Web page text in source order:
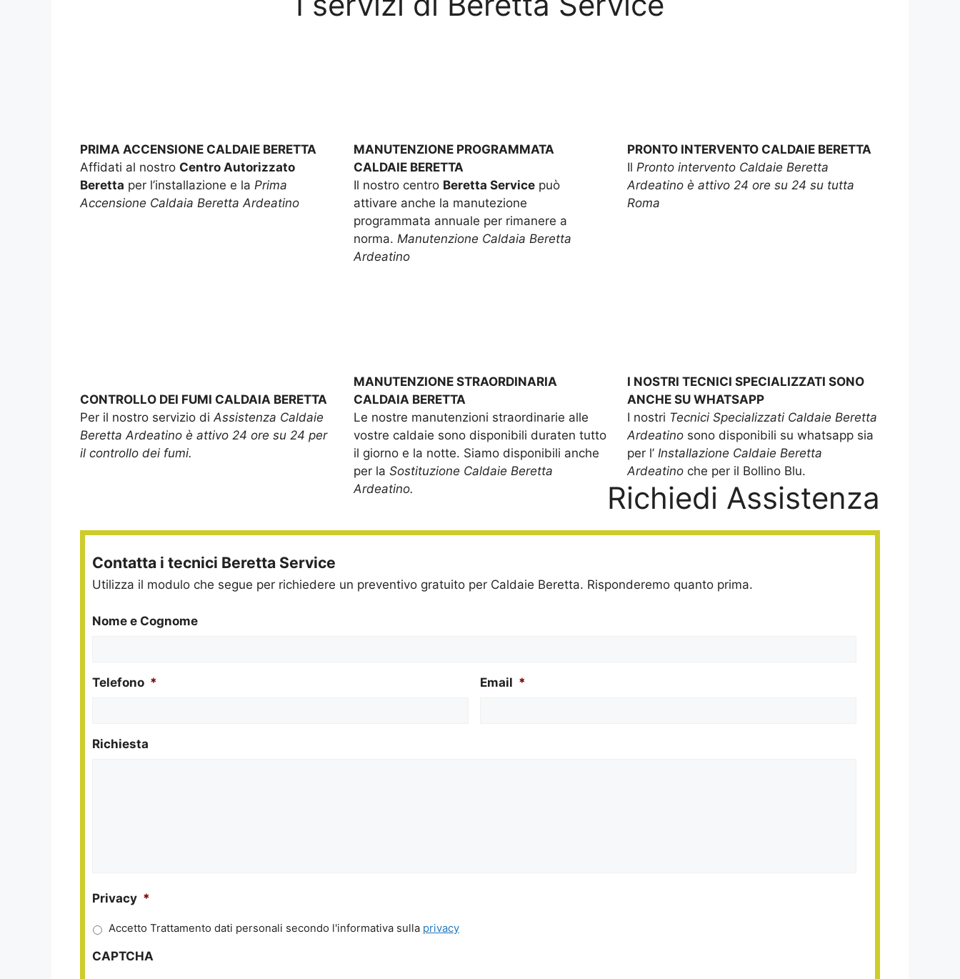
PRIMA ACCENSIONE CALDAIE BERETTA
Affidati al nostro Centro Autorizzato
Beretta per l’installazione e la Prima
Accensione Caldaia Beretta Ardeatino
MANUTENZIONE PROGRAMMATA
CALDAIE BERETTA
Il nostro centro Beretta Servicepuò
attivare anche la manutezione
programmata annuale per rimanere a
norma. Manutenzione Caldaia Beretta
Ardeatino
PRONTO INTERVENTO CALDAIE BERETTA
Il Pronto intervento Caldaie Beretta
Ardeatino è attivo 24 ore su 24 su tutta
Roma
CONTROLLO DEI FUMI CALDAIA BERETTA
Per il nostro servizio diAssistenza Caldaie
Beretta Ardeatino è attivo 24 ore su 24 per
il controllo dei fumi.
MANUTENZIONE STRAORDINARIA
CALDAIA BERETTA
Le nostre manutenzioni straordinarie alle
vostre caldaie sono disponibili duraten tutto
il giorno e la notte. Siamo disponibili anche
per la Sostituzione Caldaie Beretta
Ardeatino.
I NOSTRI TECNICI SPECIALIZZATI SONO
ANCHE SU WHATSAPP
I nostri Tecnici Specializzati Caldaie Beretta
Ardeatino sono disponibili su whatsapp sia
per l’ Installazione Caldaie Beretta
Ardeatinoche per il Bollino Blu.
Richiedi Assistenza
Contatta i tecnici Beretta Service
Utilizza il modulo che segue per richiedere un preventivo gratuito per Caldaie Beretta. Risponderemo quanto prima.
Nome e Cognome
Telefono * Email *
Richiesta
Privacy *
Accetto Trattamento dati personali secondo l'informativa sulla privacy
CAPTCHA